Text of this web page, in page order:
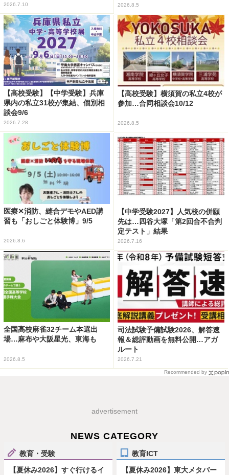
2026.7.10 2026.8.5
【高校受験】【中学受験】兵庫
県内の私立31校が集結、個別相
談会9/6
2026.7.28
【高校受験】横須賀の私立4校が
参加…合同相談会10/12
2026.8.5
医療✕消防、縫合デモやAED講
習も「おしごと体験博」9/5
2026.8.6
【中学受験2027】人気校の併願
先は…四谷大塚「第2回合不合判
定テスト」結果
2026.7.16
全国高校麻雀32チーム本選出
場…麻布や大阪星光、東海も
2026.8.5
司法試験予備試験2026、解答速
報＆総評動画を無料公開…アガ
ルート
2026.7.21
Recommended by
advertisement
NEWS CATEGORY
教育・受験
【夏休み2026】すぐ行けるイ
教育ICT
【夏休み2026】東大メタバー